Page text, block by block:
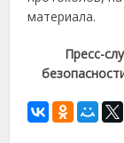
материала.
Пресс-